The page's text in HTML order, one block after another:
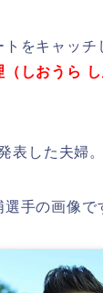
をキャッチ
（しおうら し
表した夫婦。
手の画像で